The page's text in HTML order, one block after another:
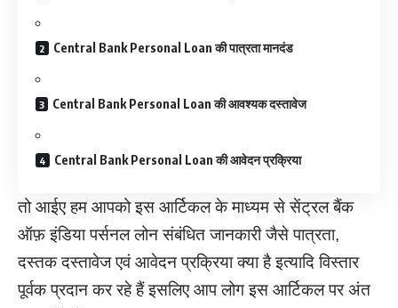
Central Bank Personal Loan की पात्रता मानदंड
Central Bank Personal Loan की आवश्यक दस्तावेज
Central Bank Personal Loan की आवेदन प्रक्रिया
तो आईए हम आपको इस आर्टिकल के माध्यम से सेंट्रल बैंक
ऑफ़ इंडिया पर्सनल लोन संबंधित जानकारी जैसे पात्रता,
दस्तक दस्तावेज एवं आवेदन प्रक्रिया क्या है इत्यादि विस्तार
पूर्वक प्रदान कर रहे हैं इसलिए आप लोग इस आर्टिकल पर अंत